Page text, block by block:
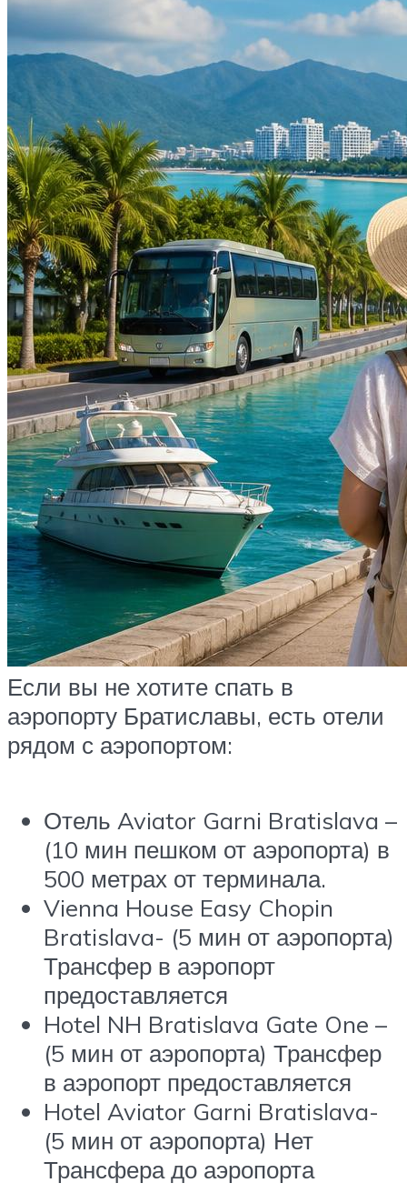
Если вы не хотите спать в
аэропорту Братиславы, есть отели
рядом с аэропортом:
Отель Aviator Garni Bratislava –
(10 мин пешком от аэропорта) в
500 метрах от терминала.
Vienna House Easy Chopin
Bratislava- (5 мин от аэропорта)
Трансфер в аэропорт
предоставляется
Hotel NH Bratislava Gate One –
(5 мин от аэропорта) Трансфер
в аэропорт предоставляется
Hotel Aviator Garni Bratislava-
(5 мин от аэропорта) Нет
Трансфера до аэропорта